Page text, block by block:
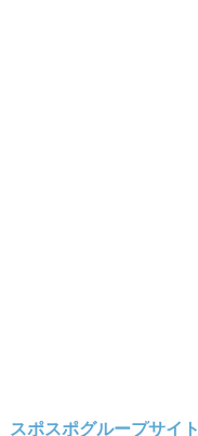
スポスポグループサイト